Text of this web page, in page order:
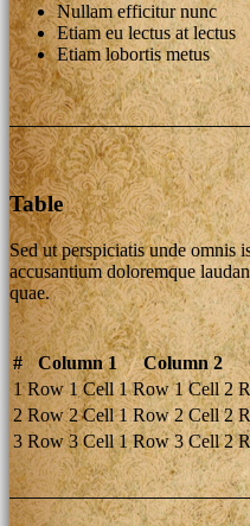
Nullam efficitur nunc
Etiam eu lectus at lectus
Etiam lobortis metus
Table
Sed ut perspiciatis unde omnis
accusantium doloremque
quae.
# Column 1 Column 2
1 Row 1 Cell 1 Row 1 Cell 2
2 Row 2 Cell 1 Row 2 Cell 2
3 Row 3 Cell 1 Row 3 Cell 2